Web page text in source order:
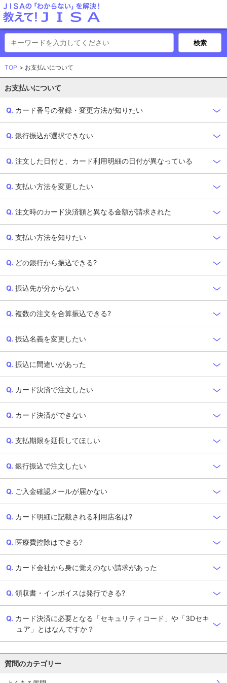
TOP お支払いについて
お支払いについて
カード番号の登録・変更方法が知りたい
銀行振込が選択できない
注文した日付と、カード利用明細の日付が異なっている
支払い方法を変更したい
注文時のカード決済額と異なる金額が請求された
支払い方法を知りたい
どの銀行から振込できる?
振込先が分からない
複数の注文を合算振込できる?
振込名義を変更したい
振込に間違いがあった
カード決済で注文したい
カード決済ができない
支払期限を延長してほしい
銀行振込で注文したい
ご入金確認メールが届かない
カード明細に記載される利用店名は?
医療費控除はできる?
カード会社から身に覚えのない請求があった
領収書・インボイスは発行できる?
カード決済に必要となる「セキュリティコード」や「3Dセキ
ュア」とはなんですか？
質問のカテゴリー